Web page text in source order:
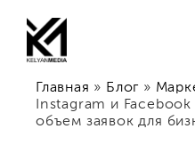
Главная » Блог »
Instagram и
объем заявок для